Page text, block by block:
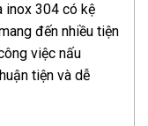
inox 304 có kệ
đến nhiều tiện
việc nấu
tiện và dễ